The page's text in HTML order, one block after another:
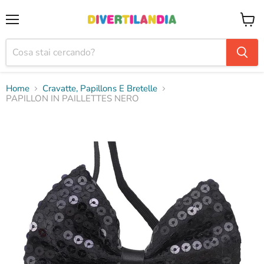
il
Home
Cravatte, Papillons E Bretelle
PAPILLON IN PAILLETTES NERO